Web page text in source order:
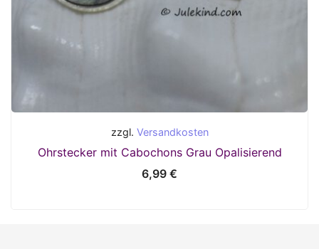
zzgl. Versandkosten
Ohrstecker mit Cabochons Grau Opalisierend
6,99 €